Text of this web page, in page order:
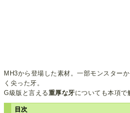
MH3から登場した素材。一部モンスター
く尖った牙。
G級版と言える重厚な牙についても本項で
目次